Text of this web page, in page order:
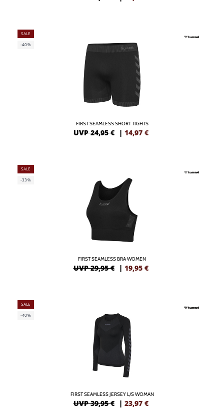
SALE
-40%
FIRST SEAMLESS SHORT TIGHTS
UVP 24,95 € | 14,97 €
SALE
-33%
FIRST SEAMLESS BRA WOMEN
UVP 29,95 € | 19,95 €
SALE
-40%
FIRST SEAMLESS JERSEY L/S WOMAN
UVP 39,95 € | 23,97 €